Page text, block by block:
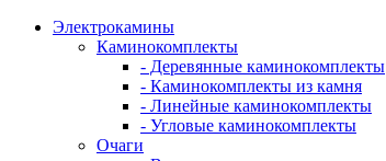
Электрокамины
Каминокомплекты
- Деревянные каминокомплекты
- Каминокомплекты из камня
- Линейные каминокомплекты
- Угловые каминокомплекты
Очаги